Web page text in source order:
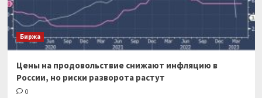
Биржа
Цены на продовольствие снижают инфляцию в
России, но риски разворота растут
0